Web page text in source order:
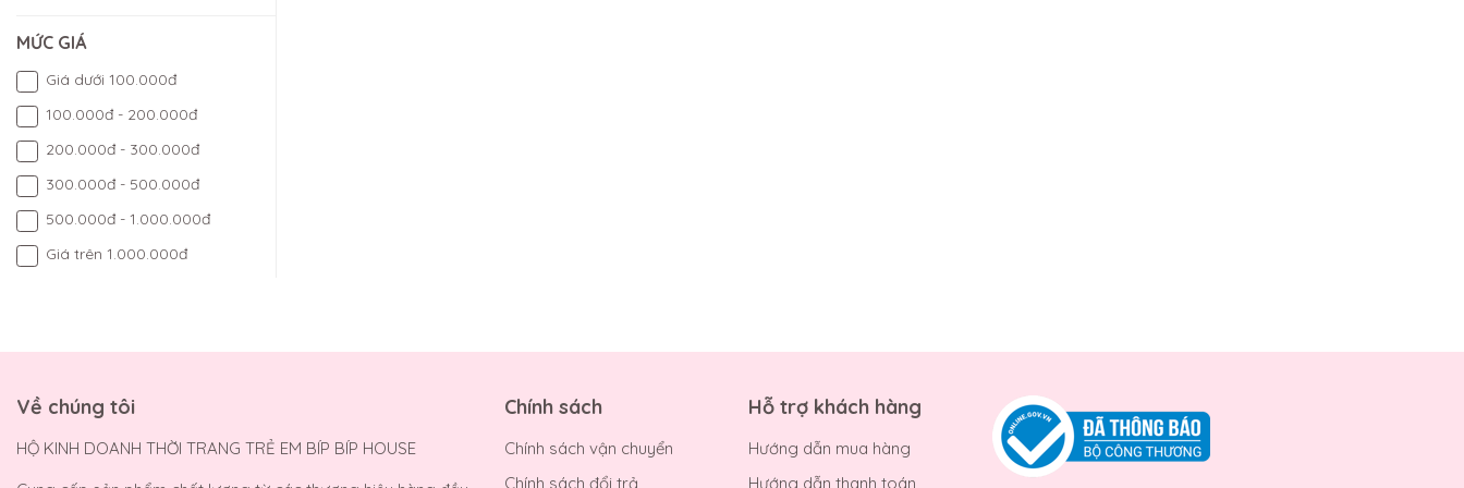
MỨC GIÁ
Giá dưới 100.000đ
100.000đ - 200.000đ
200.000đ - 300.000đ
300.000đ - 500.000đ
500.000đ - 1.000.000đ
Giá trên 1.000.000đ
Về chúng tôi
HỘ KINH DOANH THỜI TRANG TRẺ EM BÍP BÍP HOUSE
Chính sách
Chính sách vận chuyển
Chính sách đổi trả
Hỗ trợ khách hàng
Hướng dẫn mua hàng
Hướng dẫn thanh toán